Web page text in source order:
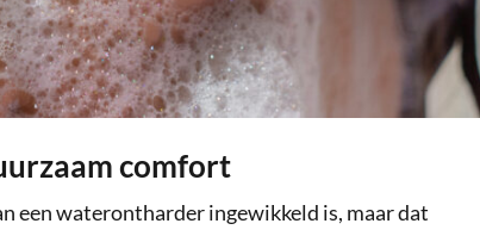
comfort
een waterontharder ingewikkeld is, maar dat